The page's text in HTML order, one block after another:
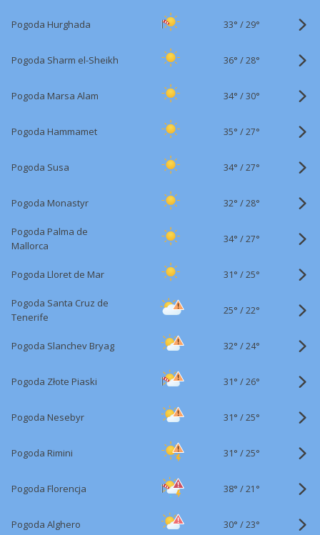
Pogoda Hurghada 33° /29°
Pogoda Sharm el-Sheikh 36° /28°
Pogoda Marsa Alam 34° /30°
Pogoda Hammamet 35° /27°
Pogoda Susa 34° /27°
Pogoda Monastyr 32° /28°
Pogoda Palma de
Mallorca
34° /27°
Pogoda Lloret de Mar 31° /25°
Pogoda Santa Cruz de
Tenerife
25° /22°
Pogoda Slanchev Bryag 32° /24°
Pogoda Złote Piaski 31° /26°
Pogoda Nesebyr 31° /25°
Pogoda Rimini 31° /25°
Pogoda Florencja 38° /21°
Pogoda Alghero 30° /23°